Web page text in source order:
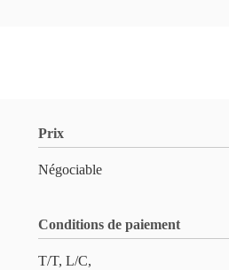
Prix
Négociable
Conditions de paiement
T/T, L/C,